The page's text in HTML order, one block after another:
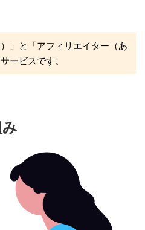
」と「アフィリエイター（あ
ービスです。